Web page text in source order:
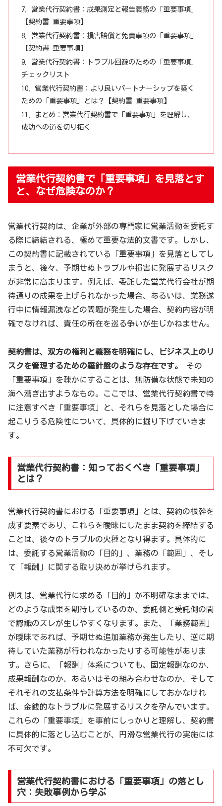
営業代行契約書：成果測定と報告義務の「重要事項」
【契約書 重要事項】
営業代行契約書：損害賠償と免責事項の「重要事項」
【契約書 重要事項】
営業代行契約書：トラブル回避のための「重要事項」
チェックリスト
営業代行契約書：より良いパートナーシップを築く
ための「重要事項」とは？【契約書 重要事項】
まとめ：営業代行契約書で「重要事項」を理解し、
成功への道を切り拓く
営業代行契約書で「重要事項」を見落とす
と、なぜ危険なのか？
営業代行契約は、企業が外部の専門家に営業活動を委託す
る際に締結される、極めて重要な法的文書です。しかし、
この契約書に記載されている「重要事項」を見落としてし
まうと、後々、予期せぬトラブルや損害に発展するリスク
が非常に高まります。例えば、委託した営業代行会社が期
待通りの成果を上げられなかった場合、あるいは、業務遂
行中に情報漏洩などの問題が発生した場合、契約内容が明
確でなければ、責任の所在を巡る争いが生じかねません。
契約書は、双方の権利と義務を明確にし、ビジネス上のリ
スクを管理するための羅針盤のような存在です。
その
「重要事項」を疎かにすることは、無防備な状態で未知の
海へ漕ぎ出すようなもの。ここでは、営業代行契約書で特
に注意すべき「重要事項」と、それらを見落とした場合に
起こりうる危険性について、具体的に掘り下げていきま
す。
営業代行契約書：知っておくべき「重要事項」
とは？
営業代行契約書における「重要事項」とは、契約の根幹を
成す要素であり、これらを曖昧にしたまま契約を締結する
ことは、後々のトラブルの火種となり得ます。具体的に
は、委託する営業活動の「目的」、業務の「範囲」、そし
て「報酬」に関する取り決めが挙げられます。
例えば、営業代行に求める「目的」が不明確なままでは、
どのような成果を期待しているのか、委託側と受託側の間
で認識のズレが生じやすくなります。また、「業務範囲」
が曖昧であれば、予期せぬ追加業務が発生したり、逆に期
待していた業務が行われなかったりする可能性がありま
す。さらに、「報酬」体系についても、固定報酬なのか、
成果報酬なのか、あるいはその組み合わせなのか、そして
それぞれの支払条件や計算方法を明確にしておかなけれ
ば、金銭的なトラブルに発展するリスクを孕んでいます。
これらの「重要事項」を事前にしっかりと理解し、契約書
に具体的に落とし込むことが、円滑な営業代行の実施には
不可欠です。
営業代行契約書における「重要事項」の落とし
穴：失敗事例から学ぶ